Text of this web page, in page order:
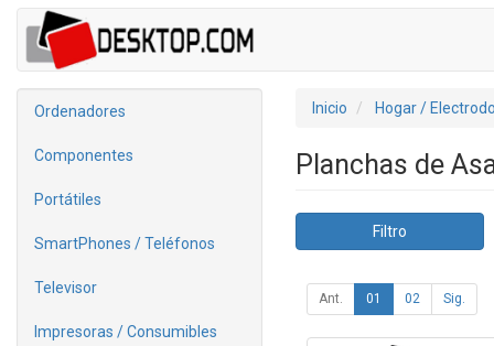
Ordenadores
Componentes
Portátiles
SmartPhones / Teléfonos
Televisor
Impresoras / Consumibles
Inicio Hogar /
Planchas de
Filtro
Ant. 01 02 Sig.